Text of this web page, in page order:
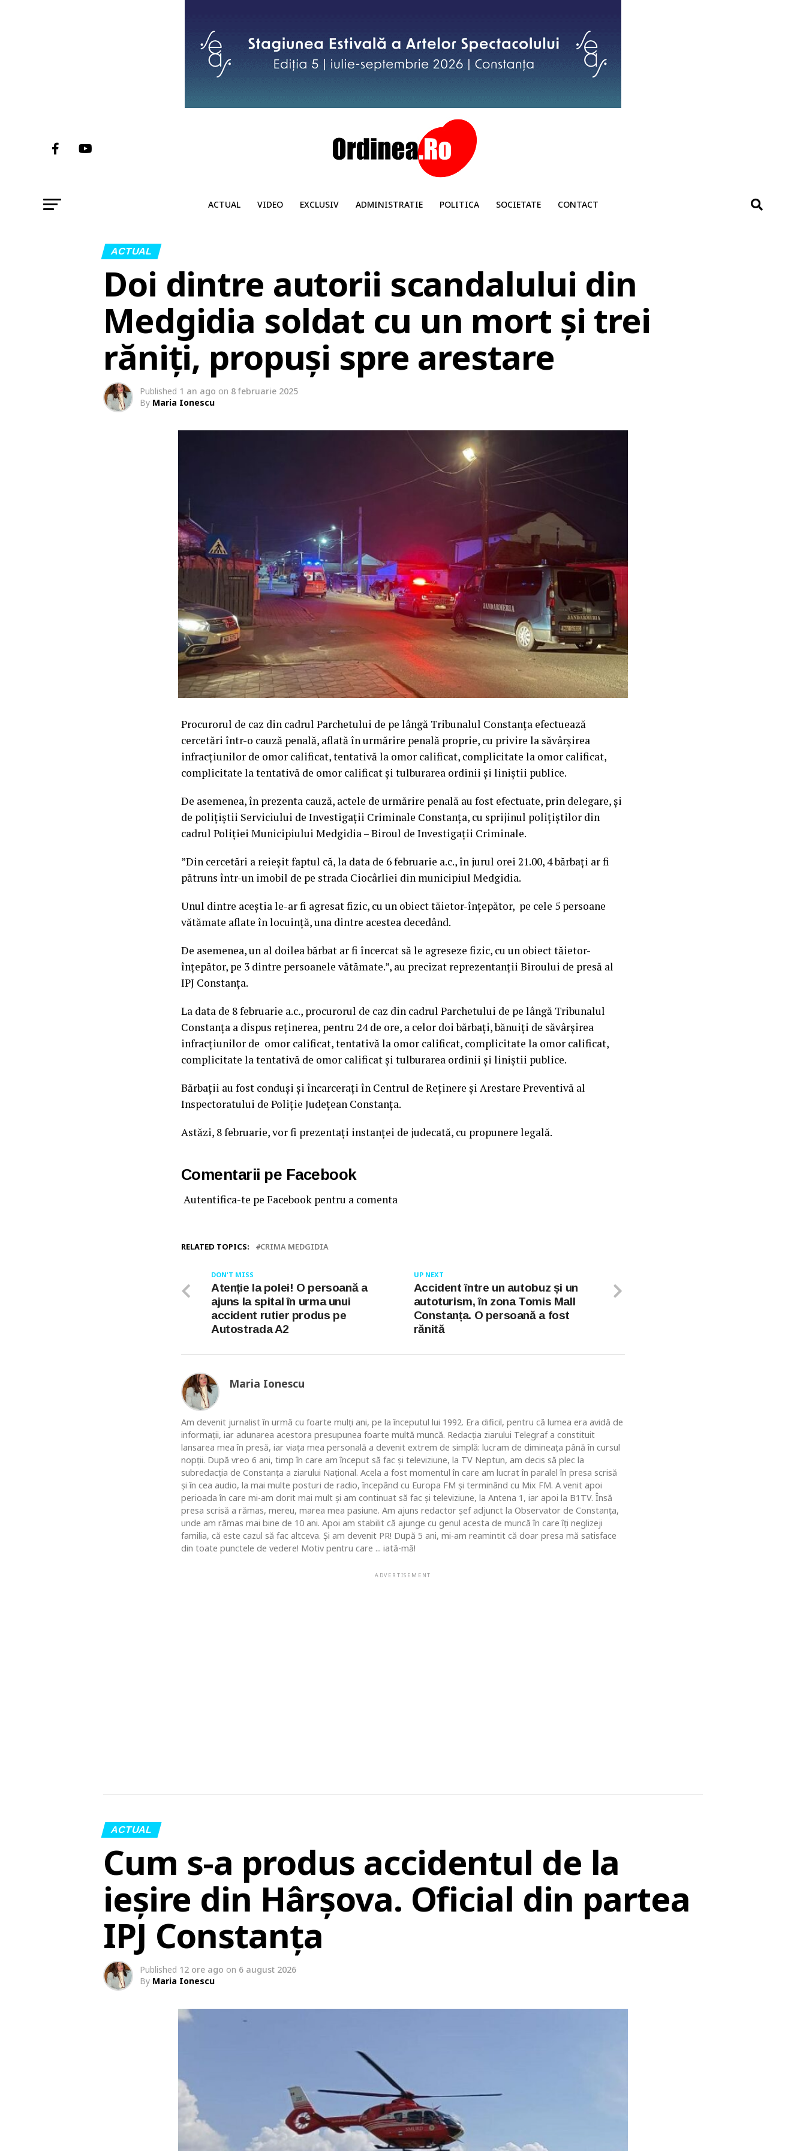
ACTUAL VIDEO EXCLUSIV ADMINISTRATIE POLITICA SOCIETATE CONTACT
ACTUAL
Doi dintre autorii scandalului din
Medgidia soldat cu un mort și trei
răniți, propuși spre arestare
Published 1 an ago on 8 februarie 2025
By Maria Ionescu
Procurorul de caz din cadrul Parchetului de pe lângă Tribunalul Constanța efectuează
cercetări într-o cauză penală, aflată în urmărire penală proprie, cu privire la săvârșirea
infracțiunilor de omor calificat, tentativă la omor calificat, complicitate la omor calificat,
complicitate la tentativă de omor calificat și tulburarea ordinii și liniștii publice.
De asemenea, în prezenta cauză, actele de urmărire penală au fost efectuate, prin delegare, și
de polițiștii Serviciului de Investigații Criminale Constanța, cu sprijinul polițiștilor din
cadrul Poliției Municipiului Medgidia – Biroul de Investigații Criminale.
”Din cercetări a reieșit faptul că, la data de 6 februarie a.c., în jurul orei 21.00, 4 bărbați ar fi
pătruns într-un imobil de pe strada Ciocârliei din municipiul Medgidia.
Unul dintre aceștia le-ar fi agresat fizic, cu un obiect tăietor-înțepător, pe cele 5 persoane
vătămate aflate în locuință, una dintre acestea decedând.
De asemenea, un al doilea bărbat ar fi încercat să le agreseze fizic, cu un obiect tăietor-
înțepător, pe 3 dintre persoanele vătămate.”, au precizat reprezentanții Biroului de presă al
IPJ Constanța.
La data de 8 februarie a.c., procurorul de caz din cadrul Parchetului de pe lângă Tribunalul
Constanța a dispus reținerea, pentru 24 de ore, a celor doi bărbați, bănuiți de săvârșirea
infracțiunilor de omor calificat, tentativă la omor calificat, complicitate la omor calificat,
complicitate la tentativă de omor calificat și tulburarea ordinii și liniștii publice.
Bărbații au fost conduși și încarcerați în Centrul de Reținere și Arestare Preventivă al
Inspectoratului de Poliție Județean Constanța.
Astăzi, 8 februarie, vor fi prezentați instanței de judecată, cu propunere legală.
Comentarii pe Facebook
Autentifica-te pe Facebook pentru a comenta
RELATED TOPICS: CRIMA MEDGIDIA
UP NEXT
Accident între un autobuz și un
autoturism, în zona Tomis Mall
Constanța. O persoană a fost
rănită
DON'T MISS
Atenție la polei! O persoană a
ajuns la spital în urma unui
accident rutier produs pe
Autostrada A2
Maria Ionescu
Am devenit jurnalist în urmă cu foarte mulţi ani, pe la începutul lui 1992. Era dificil, pentru că lumea era avidă de
informaţii, iar adunarea acestora presupunea foarte multă muncă. Redacţia ziarului Telegraf a constituit
lansarea mea în presă, iar viaţa mea personală a devenit extrem de simplă: lucram de dimineaţa până în cursul
nopţii. După vreo 6 ani, timp în care am început să fac şi televiziune, la TV Neptun, am decis să plec la
subredacţia de Constanţa a ziarului Naţional. Acela a fost momentul în care am lucrat în paralel în presa scrisă
şi în cea audio, la mai multe posturi de radio, începând cu Europa FM şi terminând cu Mix FM. A venit apoi
perioada în care mi-am dorit mai mult şi am continuat să fac şi televiziune, la Antena 1, iar apoi la B1TV. Însă
presa scrisă a rămas, mereu, marea mea pasiune. Am ajuns redactor şef adjunct la Observator de Constanţa,
unde am rămas mai bine de 10 ani. Apoi am stabilit că ajunge cu genul acesta de muncă în care îţi neglizeji
familia, că este cazul să fac altceva. Şi am devenit PR! După 5 ani, mi-am reamintit că doar presa mă satisface
din toate punctele de vedere! Motiv pentru care ... iată-mă!
ADVERTISEMENT
ACTUAL
Cum s-a produs accidentul de la
ieșire din Hârșova. Oficial din partea
IPJ Constanța
Published 12 ore ago on 6 august 2026
By Maria Ionescu